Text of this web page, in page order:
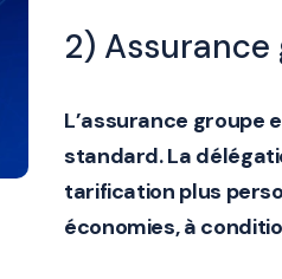
2)
L’assurance groupe
standard. La
tarification plus
économies, à